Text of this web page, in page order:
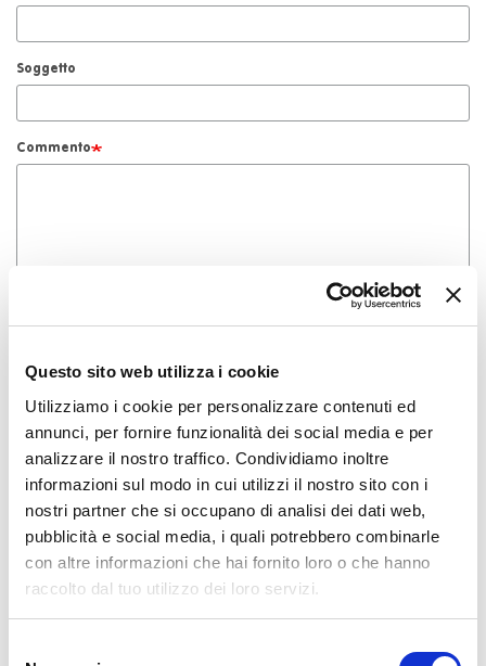
Questo sito web utilizza i cookie
Utilizziamo i cookie per personalizzare contenuti ed
annunci, per fornire funzionalità dei social media e per
analizzare il nostro traffico. Condividiamo inoltre
informazioni sul modo in cui utilizzi il nostro sito con i
nostri partner che si occupano di analisi dei dati web,
pubblicità e social media, i quali potrebbero combinarle
con altre informazioni che hai fornito loro o che hanno
raccolto dal tuo utilizzo dei loro servizi.
Soggetto
Commento
Qual'è il codice riportato nell'immagine?
INSERISCI COMMENTO